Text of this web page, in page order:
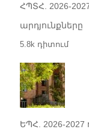
ՀՊՏՀ. 2026-
արդյունքները
5.8k դիտում
ԵՊՀ. 2026-